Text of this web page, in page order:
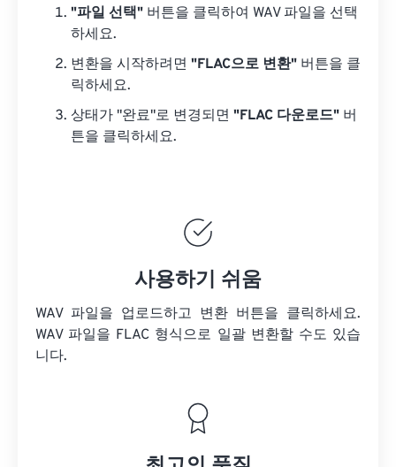
"파일 선택" 버튼을 클릭하여 WAV 파일을 선택
하세요.
변환을 시작하려면 "FLAC으로 변환" 버튼을 클
릭하세요.
상태가 "완료"로 변경되면 "FLAC 다운로드" 버
튼을 클릭하세요.
사용하기 쉬움
WAV 파일을 업로드하고 변환 버튼을 클릭하세요.
WAV 파일을 FLAC 형식으로 일괄 변환할 수도 있습
니다.